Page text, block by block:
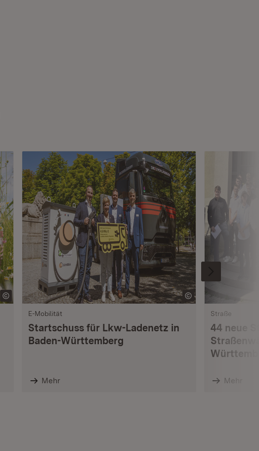
E-Mobilität
Startschuss für Lkw-Ladenetz in
Baden-Württemberg
Mehr
Straße
44 neue
Mehr